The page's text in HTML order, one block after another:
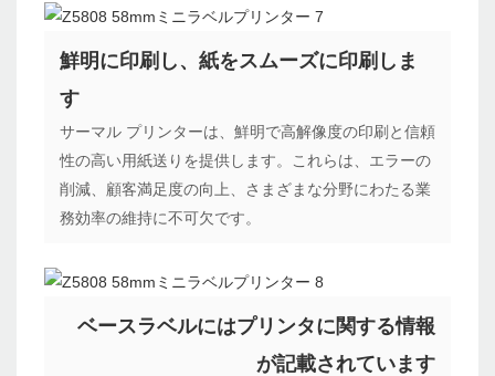
鮮明に印刷し、紙をスムーズに印刷しま
す
サーマル プリンターは、鮮明で高解像度の印刷と信頼
性の高い用紙送りを提供します。これらは、エラーの
削減、顧客満足度の向上、さまざまな分野にわたる業
務効率の維持に不可欠です。
ベースラベルにはプリンタに関する情報
が記載されています